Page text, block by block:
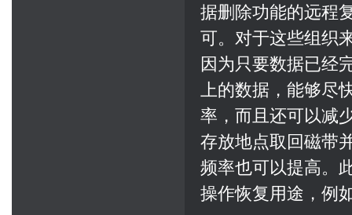
据删除功能的远程
可。对于这些组织
因为只要数据已经
上的数据，能够尽
率，而且还可以减
存放地点取回磁带
频率也可以提高。
操作恢复用途，例